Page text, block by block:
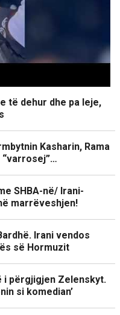
të dehur dhe pa leje,
Kasharin, Rama
“varrosej”…
SHBA-në/ Irani-
marrëveshjen!
Irani vendos
së Hormuzit
i përgjigjen Zelenskyt.
si komedian’